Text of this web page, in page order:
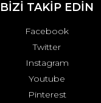
BİZİ TAKİP EDİN
Facebook
Twitter
Instagram
Youtube
Pinterest